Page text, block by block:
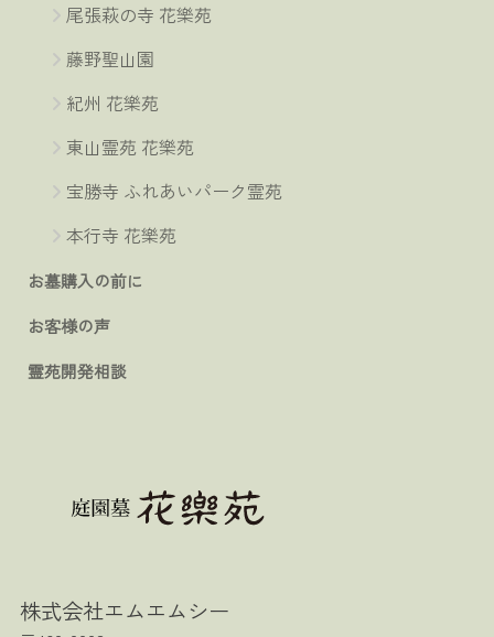
尾張萩の寺 花樂苑
藤野聖山園
紀州 花樂苑
東山霊苑 花樂苑
宝勝寺 ふれあいパーク霊苑
本行寺 花樂苑
お墓購入の前に
お客様の声
霊苑開発相談
株式会社エムエムシー